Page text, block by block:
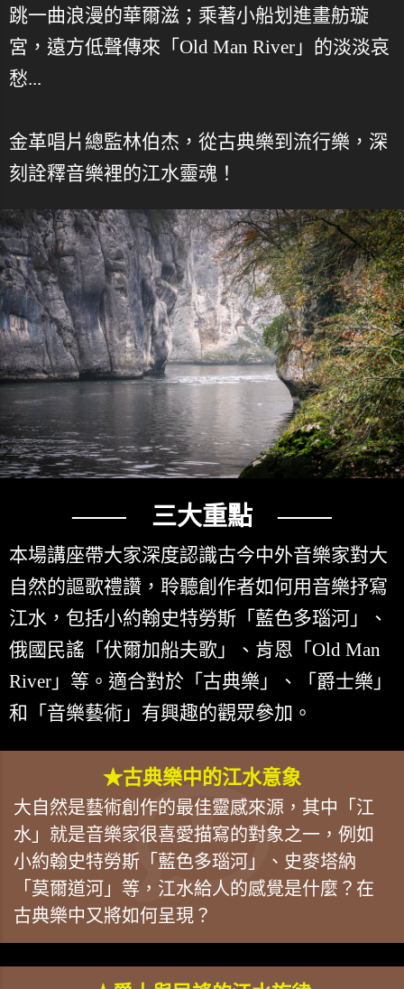
跳一曲浪漫的華爾滋；乘著小船划進畫舫璇
宮，遠方低聲傳來「Old Man River」的淡淡哀
愁...
金革唱片總監林伯杰，從古典樂到流行樂，深
刻詮釋音樂裡的江水靈魂！
─── 三大重點 ───
本場講座帶大家深度認識古今中外音樂家對大
自然的謳歌禮讚，聆聽創作者如何用音樂抒寫
江水，包括小約翰史特勞斯「藍色多瑙河」、
俄國民謠「伏爾加船夫歌」、肯恩「Old Man
River」等。適合對於「古典樂」、「爵士樂」
和「音樂藝術」有興趣的觀眾參加。
★古典樂中的江水意象
大自然是藝術創作的最佳靈感來源，其中「江
水」就是音樂家很喜愛描寫的對象之一，例如
小約翰史特勞斯「藍色多瑙河」、史麥塔納
「莫爾道河」等，江水給人的感覺是什麼？在
古典樂中又將如何呈現？